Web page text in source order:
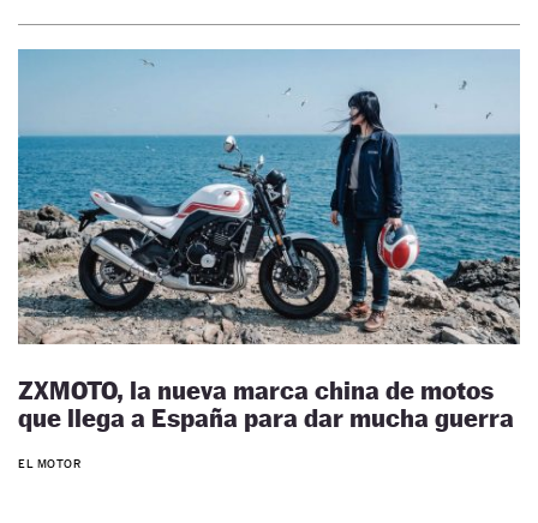
ZXMOTO, la nueva marca china de motos
que llega a España para dar mucha guerra
EL MOTOR